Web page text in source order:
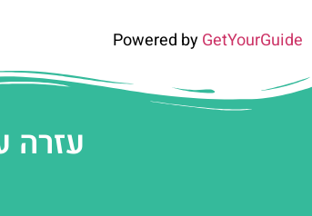
Powered byGetYourGuide
עזרה